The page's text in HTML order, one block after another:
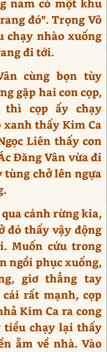
nam có một khu
đó". Trọng Võ
chạy nhào xuống
đi tới.
cùng bọn tùy
gặp hai con cọp,
cọp ấy chạy
xanh thấy Kim Ca
Liên thấy con
Đăng Vân vừa đi
tùng chở lên ngựa
cánh rừng kia,
đó thấy vậy động
Muốn cứu trong
ngồi phục xuống,
giơ thẳng tay
rất mạnh, cọp
Kim Ca ra cong
tiều chạy lại thấy
ẵm về nhà. Vào